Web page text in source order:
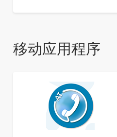
移动应用程序